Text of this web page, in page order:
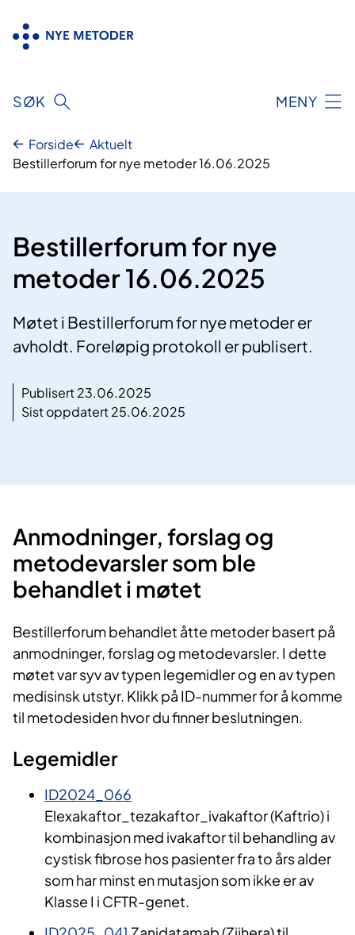
innhold
SØK MENY
Forside
Aktuelt
Bestillerforum for nye metoder 16.06.2025
Bestillerforum for nye
metoder 16.06.2025
Møtet i Bestillerforum for nye metoder er
avholdt. Foreløpig protokoll er publisert.
Publisert 23.06.2025
Sist oppdatert 25.06.2025
Anmodninger, forslag og
metodevars​​​ler ​som ble
behandlet i møtet
Bestillerforum behandlet åtte metoder basert på
anmodninger, forslag og metodevarsler. I dette
møtet var syv av typen legemidler og en av typen
medisinsk utstyr. Klikk på ID-nummer for å komme
til metodesiden hvor du finner beslutningen.
Legemidler
ID2024_066
Elexakaftor_tezakaftor_ivakaftor (Kaftrio) i
kombinasjon med ivakaftor til behandling av
cystisk fibrose hos pasienter fra to års alder
som har minst en mutasjon som ikke er av
Klasse I i CFTR-genet.